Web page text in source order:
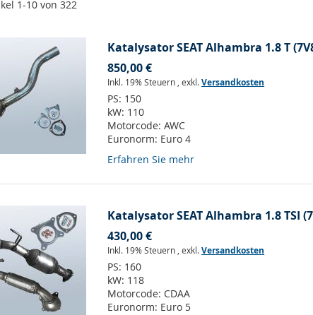
1-10 von322
Katalysator SEAT Alhambra 1.8 T
850,00 €
Inkl. 19% Steuern ,exkl.Versandkosten
PS: 150
kW: 110
Motorcode:AWC
Euronorm: Euro 4
Erfahren Sie mehr
Katalysator SEAT Alhambra 1.8 TSI
430,00 €
Inkl. 19% Steuern ,exkl.Versandkosten
PS: 160
kW: 118
Motorcode: CDAA
Euronorm: Euro 5